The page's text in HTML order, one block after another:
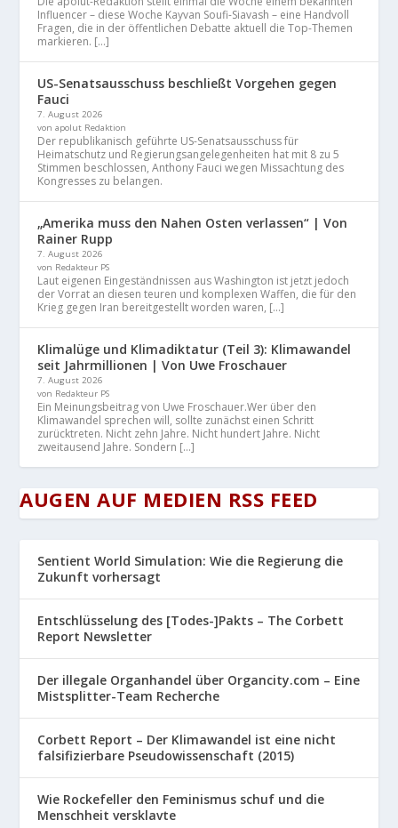
Influencer – diese Woche Kayvan Soufi-Siavash – eine Handvoll
Fragen, die in der öffentlichen Debatte aktuell die Top-Themen
markieren. […]
US-Senatsausschuss beschließt Vorgehen gegen
Fauci
7. August 2026
von apolut Redaktion
Der republikanisch geführte US-Senatsausschuss für
Heimatschutz und Regierungsangelegenheiten hat mit 8 zu 5
Stimmen beschlossen, Anthony Fauci wegen Missachtung des
Kongresses zu belangen.
„Amerika muss den Nahen Osten verlassen“ | Von
Rainer Rupp
7. August 2026
von Redakteur PS
Laut eigenen Eingeständnissen aus Washington ist jetzt jedoch
der Vorrat an diesen teuren und komplexen Waffen, die für den
Krieg gegen Iran bereitgestellt worden waren, […]
Klimalüge und Klimadiktatur (Teil 3): Klimawandel
seit Jahrmillionen | Von Uwe Froschauer
7. August 2026
von Redakteur PS
Ein Meinungsbeitrag von Uwe Froschauer.Wer über den
Klimawandel sprechen will, sollte zunächst einen Schritt
zurücktreten. Nicht zehn Jahre. Nicht hundert Jahre. Nicht
zweitausend Jahre. Sondern […]
AUGEN AUF MEDIEN RSS FEED
Sentient World Simulation: Wie die Regierung die
Zukunft vorhersagt
Entschlüsselung des [Todes-]Pakts – The Corbett
Report Newsletter
Der illegale Organhandel über Organcity.com – Eine
Mistsplitter-Team Recherche
Corbett Report – Der Klimawandel ist eine nicht
falsifizierbare Pseudowissenschaft (2015)
Wie Rockefeller den Feminismus schuf und die
Menschheit versklavte